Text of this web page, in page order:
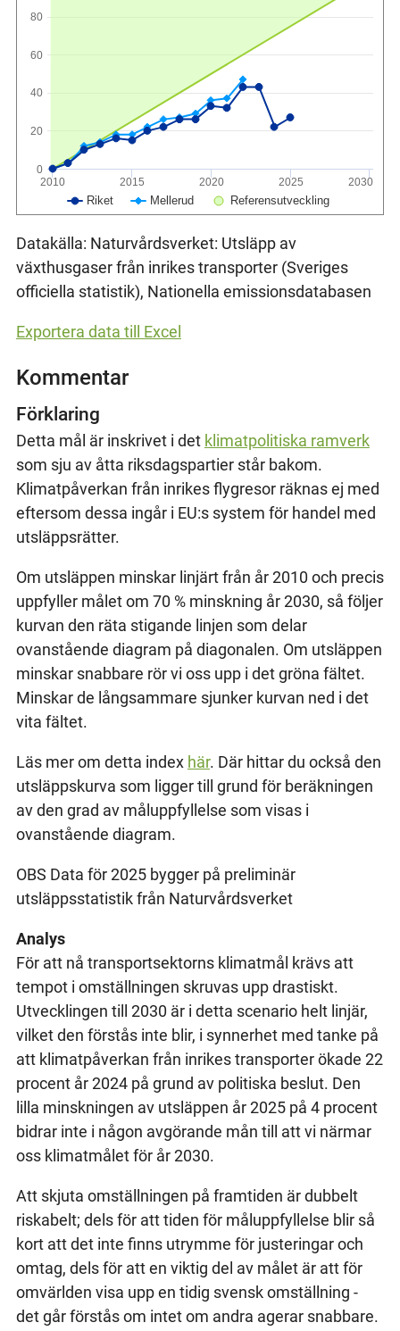
Riket Mellerud Referensutveckling
2010 2015 2020 2025 2030
0
20
40
60
80
Datakälla: Naturvårdsverket: Utsläpp av
växthusgaser från inrikes transporter (Sveriges
officiella statistik), Nationella emissionsdatabasen
Exportera data till Excel
Kommentar
Förklaring
Detta mål är inskrivet i det klimatpolitiska ramverk
som sju av åtta riksdagspartier står bakom.
Klimatpåverkan från inrikes flygresor räknas ej med
eftersom dessa ingår i EU:s system för handel med
utsläppsrätter.
Om utsläppen minskar linjärt från år 2010 och precis
uppfyller målet om 70 % minskning år 2030, så följer
kurvan den räta stigande linjen som delar
ovanstående diagram på diagonalen. Om utsläppen
minskar snabbare rör vi oss upp i det gröna fältet.
Minskar de långsammare sjunker kurvan ned i det
vita fältet.
Läs mer om detta index här. Där hittar du också den
utsläppskurva som ligger till grund för beräkningen
av den grad av måluppfyllelse som visas i
ovanstående diagram.
OBS Data för 2025 bygger på preliminär
utsläppsstatistik från Naturvårdsverket
Analys
För att nå transportsektorns klimatmål krävs att
tempot i omställningen skruvas upp drastiskt.
Utvecklingen till 2030 är i detta scenario helt linjär,
vilket den förstås inte blir, i synnerhet med tanke på
att klimatpåverkan från inrikes transporter ökade 22
procent år 2024 på grund av politiska beslut. Den
lilla minskningen av utsläppen år 2025 på 4 procent
bidrar inte i någon avgörande mån till att vi närmar
oss klimatmålet för år 2030.
Att skjuta omställningen på framtiden är dubbelt
riskabelt; dels för att tiden för måluppfyllelse blir så
kort att det inte finns utrymme för justeringar och
omtag, dels för att en viktig del av målet är att för
omvärlden visa upp en tidig svensk omställning -
det går förstås om intet om andra agerar snabbare.